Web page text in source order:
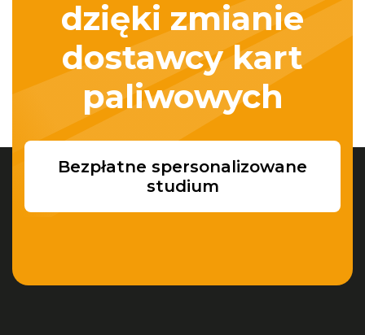
dzięki zmianie
dostawcy kart
paliwowych
Bezpłatne spersonalizowane
studium